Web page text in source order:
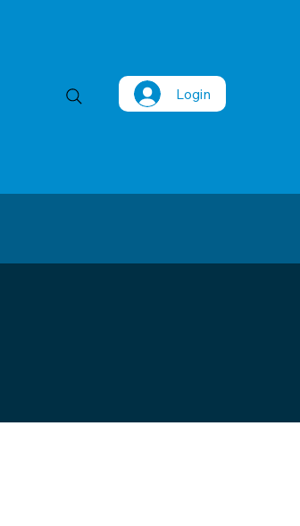
Login